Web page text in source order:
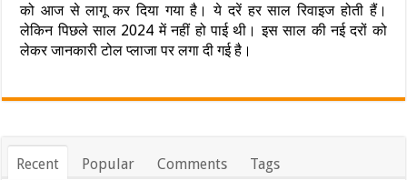
को आज से लागू कर दिया गया है। ये दरें हर साल रिवाइज होती हैं।
लेकिन पिछले साल 2024 में नहीं हो पाई थी। इस साल की नई दरों को
लेकर जानकारी टोल प्लाजा पर लगा दी गई है।
Recent Popular Comments Tags